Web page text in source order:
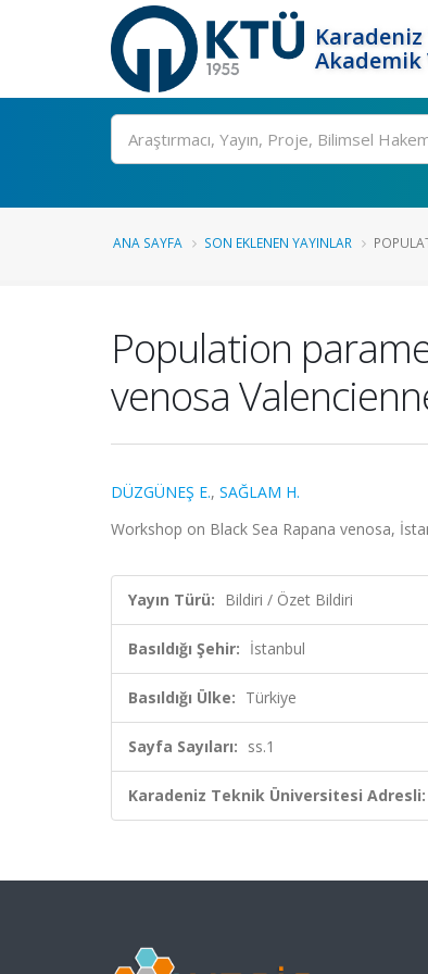
Akademik
Ara
ANA SAYFA SON EKLENEN YAYINLAR
Population
venosa
DÜZGÜNEŞ E., SAĞLAM H.
Workshop on Black Sea Rapana venosa,
Yayın Türü: Bildiri / Özet Bildiri
Basıldığı Şehir: İstanbul
Basıldığı Ülke: Türkiye
Sayfa Sayıları: ss.1
Karadeniz Teknik Üniversitesi Adresli: